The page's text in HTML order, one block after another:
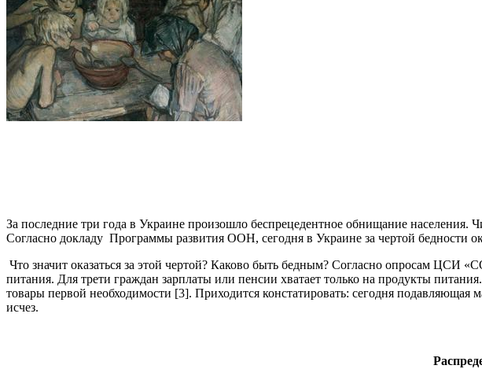
За последние три года в Украине произошло беспрецедентное обнищание населения.
Согласно докладу Программы развития ООН, сегодня в Украине за чертой бедности
Что значит оказаться за этой чертой? Каково быть бедным? Согласно опросам ЦСИ
питания. Для трети граждан зарплаты или пенсии хватает только на продукты
товары первой необходимости [3]. Приходится констатировать: сегодня
исчез.